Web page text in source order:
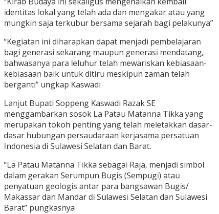
identitas lokal yang telah ada dan mengakar atau yang
mungkin saja terkubur bersama sejarah bagi pelakunya”
“Kegiatan ini diharapkan dapat menjadi pembelajaran
bagi generasi sekarang maupun generasi mendatang,
bahwasanya para leluhur telah mewariskan kebiasaan-
kebiasaan baik untuk ditiru meskipun zaman telah
berganti” ungkap Kaswadi
Lanjut Bupati Soppeng Kaswadi Razak SE
menggambarkan sosok La Patau Matanna Tikka yang
merupakan tokoh penting yang telah meletakkan dasar-
dasar hubungan persaudaraan kerjasama persatuan
Indonesia di Sulawesi Selatan dan Barat.
“La Patau Matanna Tikka sebagai Raja, menjadi simbol
dalam gerakan Serumpun Bugis (Sempugi) atau
penyatuan geologis antar para bangsawan Bugis/
Makassar dan Mandar di Sulawesi Selatan dan Sulawesi
Barat” pungkasnya